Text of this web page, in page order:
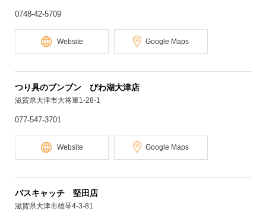
0748-42-5709
Website Google Maps
つり具のブンブン びわ湖大津店
滋賀県大津市大将軍1-28-1
077-547-3701
Website Google Maps
バスキャッチ 堅田店
滋賀県大津市雄琴4-3-81